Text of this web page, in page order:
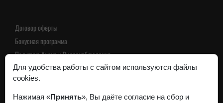
Для удобства работы с сайтом используются файлы
cookies.
Нажимая «Принять», Вы даёте согласие на сбор и
Договор оферты
Бонусная программа
Политика Аудио и Видеонаблюдения
Пользовательское соглашение
Политика конфиденциальности